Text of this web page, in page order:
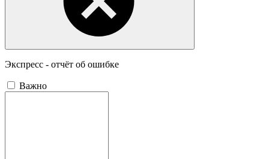
Экспресс - отчёт об ошибке
Важно